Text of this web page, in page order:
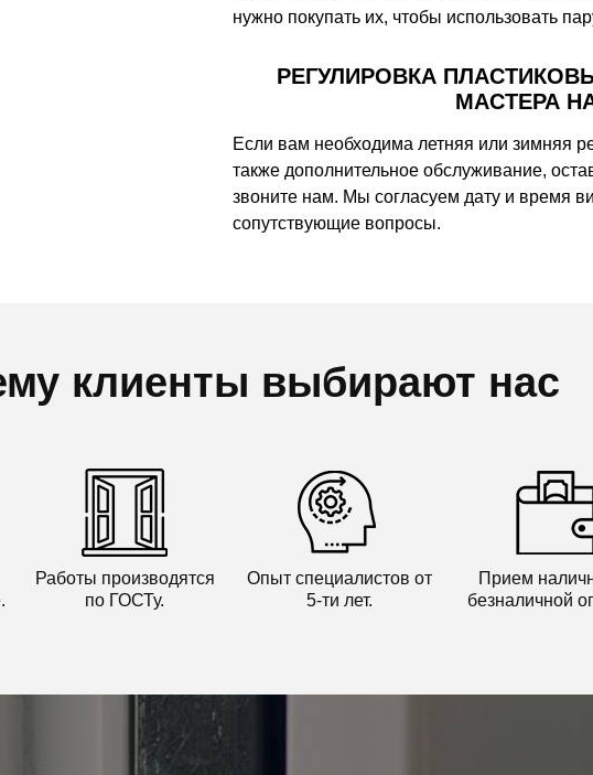
нужно покупать их, чтобы использовать
РЕГУЛИРОВКА
МАСТЕРА
Если вам необходима летняя или зимняя
также дополнительное обслуживание,
звоните нам. Мы согласуем дату и время
сопутствующие вопросы.
клиенты выбирают нас
Работы производятся
по ГОСТу.
Опыт специалистов от
5-ти лет.
Прием
безналичной